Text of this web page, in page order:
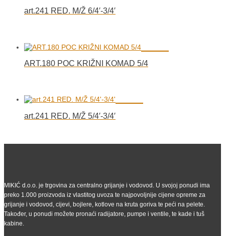
art.241 RED. M/Ž 6/4′-3/4′
ART.180 POC KRIŽNI KOMAD 5/4
art.241 RED. M/Ž 5/4′-3/4′
MIKIĆ d.o.o. je trgovina za centralno grijanje i vodovod. U svojoj ponudi ima
preko 1.000 proizvoda iz vlastitog uvoza te najpovoljnije cijene opreme za
grijanje i vodovod, cijevi, bojlere, kotlove na kruta goriva te peći na pelete.
Također, u ponudi možete pronaći radijatore, pumpe i ventile, te kade i tuš
kabine.